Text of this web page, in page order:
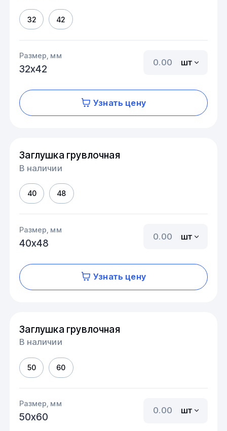
32 42
Размер, мм
32х42
шт
Узнать цену
Заглушка грувлочная
В наличии
40 48
Размер, мм
40х48
шт
Узнать цену
Заглушка грувлочная
В наличии
50 60
Размер, мм
50х60
шт